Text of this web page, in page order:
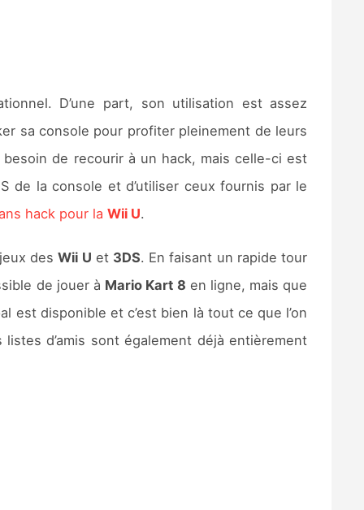
D’une part, son utilisation est assez
sa console pour profiter pleinement de leurs
de recourir à un hack, mais celle-ci est
de la console et d’utiliser ceux fournis par le
hack pour la Wii U.
desWii U et 3DS. En faisant un rapide tour
de jouer à Mario Kart 8 en ligne, mais que
est disponible et c’est bien là tout ce que l’on
d’amis sont également déjà entièrement